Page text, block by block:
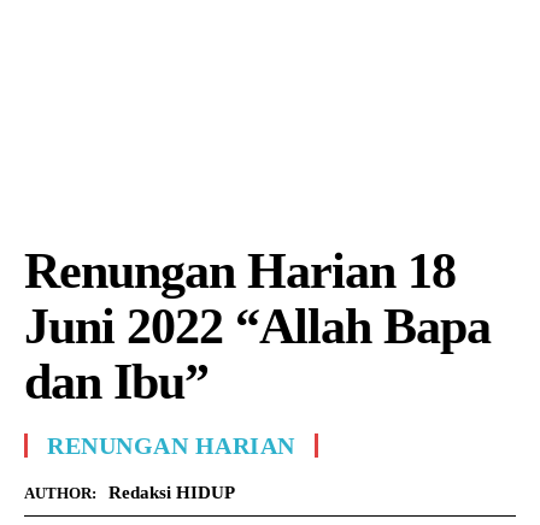
Renungan Harian 18
Juni 2022 “Allah Bapa
dan Ibu”
RENUNGAN HARIAN
AUTHOR: Redaksi HIDUP